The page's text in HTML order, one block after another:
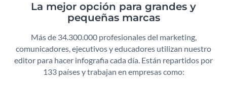
La mejor opción para grandes y
pequeñas marcas
Más de 34.300.000 profesionales del marketing,
comunicadores, ejecutivos y educadores utilizan nuestro
editor para hacer infografia cada día. Están repartidos por
133 países y trabajan en empresas como: